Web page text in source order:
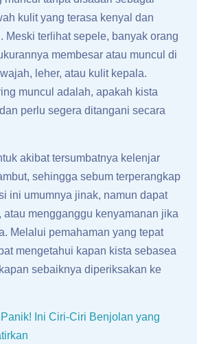
kulit yang terasa kenyal dan
Meski terlihat sepele, banyak orang
membesar atau muncul di
leher, atau kulit kepala.
muncul adalah, apakah kista
perlu segera ditangani secara
akibat tersumbatnya kelenjar
sehingga sebum terperangkap
ini umumnya jinak, namun dapat
atau mengganggu kenyamanan jika
Melalui pemahaman yang tepat
mengetahui kapan kista sebasea
sebaiknya diperiksakan ke
Ini Ciri-Ciri Benjolan yang